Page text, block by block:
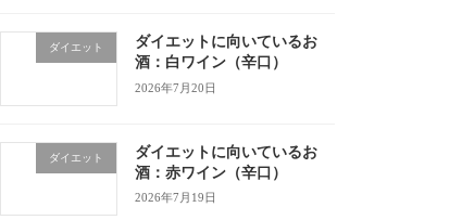
ダイエット
ダイエットに向いているお
酒：白ワイン（辛口）
2026年7月20日
ダイエット
ダイエットに向いているお
酒：赤ワイン（辛口）
2026年7月19日